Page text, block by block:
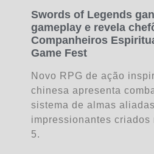
Swords of Legends
gameplay e revela
Companheiros
Game Fest
Novo RPG de ação
chinesa apresenta
sistema de almas
impressionantes criados
5.